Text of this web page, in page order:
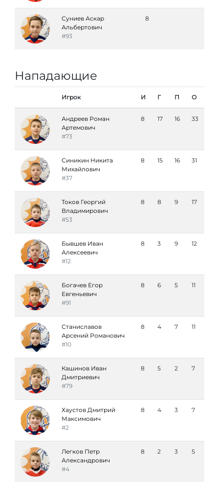
Суниев Аскар
Альбертович
#93
8
Нападающие
Игрок И Г П О
Андреев Роман
Артемович
#73
8 17 16 33
Синикин Никита
Михайлович
#37
8 15 16 31
Токов Георгий
Владимирович
#53
8 8 9 17
Бывшев Иван
Алексеевич
#12
8 3 9 12
Богачев Егор
Евгеньевич
#91
8 6 5 11
Станиславов
Арсений Романович
#10
8 4 7 11
Кашинов Иван
Дмитриевич
#79
8 5 2 7
Хаустов Дмитрий
Максимович
#2
8 4 3 7
Легков Петр
Александрович
#4
8 2 3 5